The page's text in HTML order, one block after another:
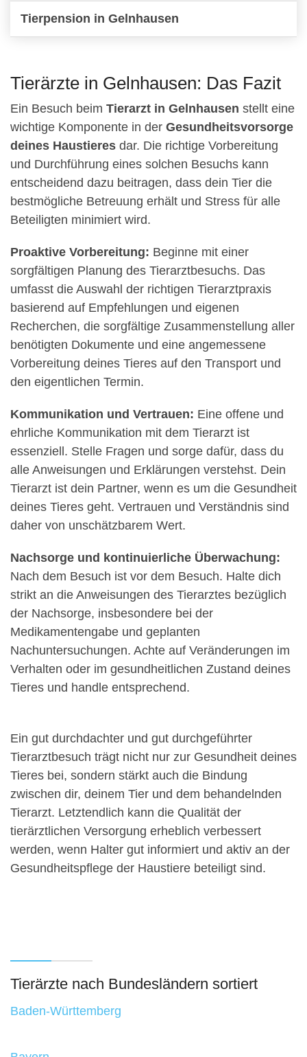
Tierpension in Gelnhausen
Tierärzte in Gelnhausen: Das Fazit
Ein Besuch beim Tierarzt in Gelnhausen stellt eine
wichtige Komponente in der Gesundheitsvorsorge
deines Haustieres dar. Die richtige Vorbereitung
und Durchführung eines solchen Besuchs kann
entscheidend dazu beitragen, dass dein Tier die
bestmögliche Betreuung erhält und Stress für alle
Beteiligten minimiert wird.
Proaktive Vorbereitung: Beginne mit einer
sorgfältigen Planung des Tierarztbesuchs. Das
umfasst die Auswahl der richtigen Tierarztpraxis
basierend auf Empfehlungen und eigenen
Recherchen, die sorgfältige Zusammenstellung aller
benötigten Dokumente und eine angemessene
Vorbereitung deines Tieres auf den Transport und
den eigentlichen Termin.
Kommunikation und Vertrauen: Eine offene und
ehrliche Kommunikation mit dem Tierarzt ist
essenziell. Stelle Fragen und sorge dafür, dass du
alle Anweisungen und Erklärungen verstehst. Dein
Tierarzt ist dein Partner, wenn es um die Gesundheit
deines Tieres geht. Vertrauen und Verständnis sind
daher von unschätzbarem Wert.
Nachsorge und kontinuierliche Überwachung:
Nach dem Besuch ist vor dem Besuch. Halte dich
strikt an die Anweisungen des Tierarztes bezüglich
der Nachsorge, insbesondere bei der
Medikamentengabe und geplanten
Nachuntersuchungen. Achte auf Veränderungen im
Verhalten oder im gesundheitlichen Zustand deines
Tieres und handle entsprechend.
Ein gut durchdachter und gut durchgeführter
Tierarztbesuch trägt nicht nur zur Gesundheit deines
Tieres bei, sondern stärkt auch die Bindung
zwischen dir, deinem Tier und dem behandelnden
Tierarzt. Letztendlich kann die Qualität der
tierärztlichen Versorgung erheblich verbessert
werden, wenn Halter gut informiert und aktiv an der
Gesundheitspflege der Haustiere beteiligt sind.
Tierärzte nach Bundesländern sortiert
Baden-Württemberg